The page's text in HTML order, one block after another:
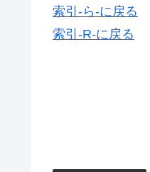
索引-ら-に戻る
索引-R-に戻る